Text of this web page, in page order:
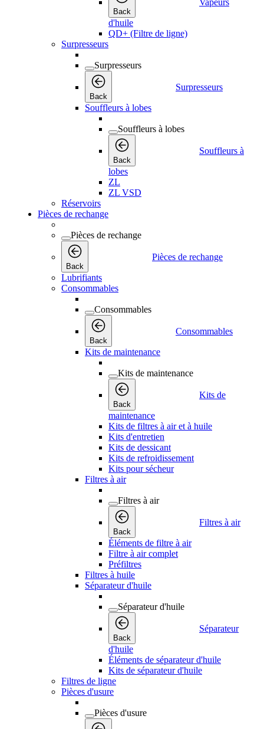
Back
Vapeurs
d'huile
QD+ (Filtre de ligne)
Surpresseurs
Surpresseurs
Back
Surpresseurs
Souffleurs à lobes
Souffleurs à lobes
Back
Souffleurs à
lobes
ZL
ZL VSD
Réservoirs
Pièces de rechange
Pièces de rechange
Back
Pièces de rechange
Lubrifiants
Consommables
Consommables
Back
Consommables
Kits de maintenance
Kits de maintenance
Back
Kits de
maintenance
Kits de filtres à air et à huile
Kits d'entretien
Kits de dessicant
Kits de refroidissement
Kits pour sécheur
Filtres à air
Filtres à air
Back
Filtres à air
Éléments de filtre à air
Filtre à air complet
Préfiltres
Filtres à huile
Séparateur d'huile
Séparateur d'huile
Back
Séparateur
d'huile
Éléments de séparateur d'huile
Kits de séparateur d'huile
Filtres de ligne
Pièces d'usure
Pièces d'usure